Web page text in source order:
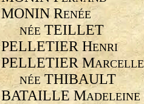
MONIN RENÉE
NÉETEILLET
PELLETIER HENRI
PELLETIER MARCELLE
NÉETHIBAULT
BATAILLE MADELEINE